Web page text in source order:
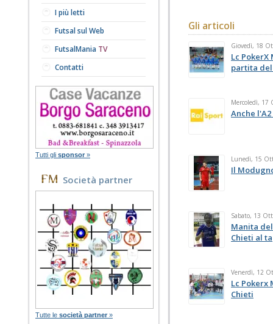
I più letti
Futsal sul Web
FutsalMania TV
Contatti
Tutti gli sponsor »
Società partner
Tutte le società partner »
Gli articoli
Giovedì, 18
Lc
partita
Mercoledì, 17
Anche
Lunedì, 15
Il
Sabato, 13
Manita
Chieti al
Venerdì, 12
Lc Pokerx
Chieti